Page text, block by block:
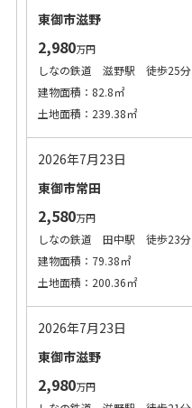
東御市滋野
2,980万円
しなの鉄道 滋野駅 徒歩25分
建物面積：82.8㎡
土地面積：239.38㎡
2026年7月23日
東御市常田
2,580万円
しなの鉄道 田中駅 徒歩23分
建物面積：79.38㎡
土地面積：200.36㎡
2026年7月23日
東御市滋野
2,980万円